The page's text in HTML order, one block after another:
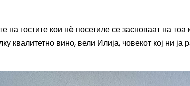
на гостите кои нè посетиле се засноваат на
квалитетно вино, вели Илија, човекот кој ни ја